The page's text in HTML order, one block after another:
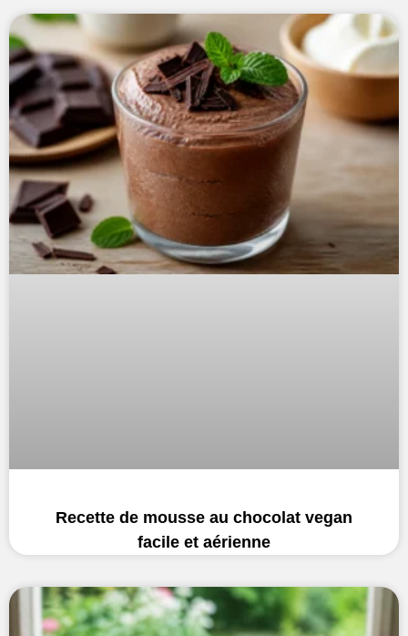
Recette de mousse au chocolat vegan
facile et aérienne